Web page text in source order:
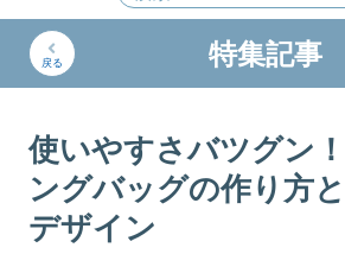
戻る 特集記事
使いやすさバツグン
ングバッグの作り方
デザイン